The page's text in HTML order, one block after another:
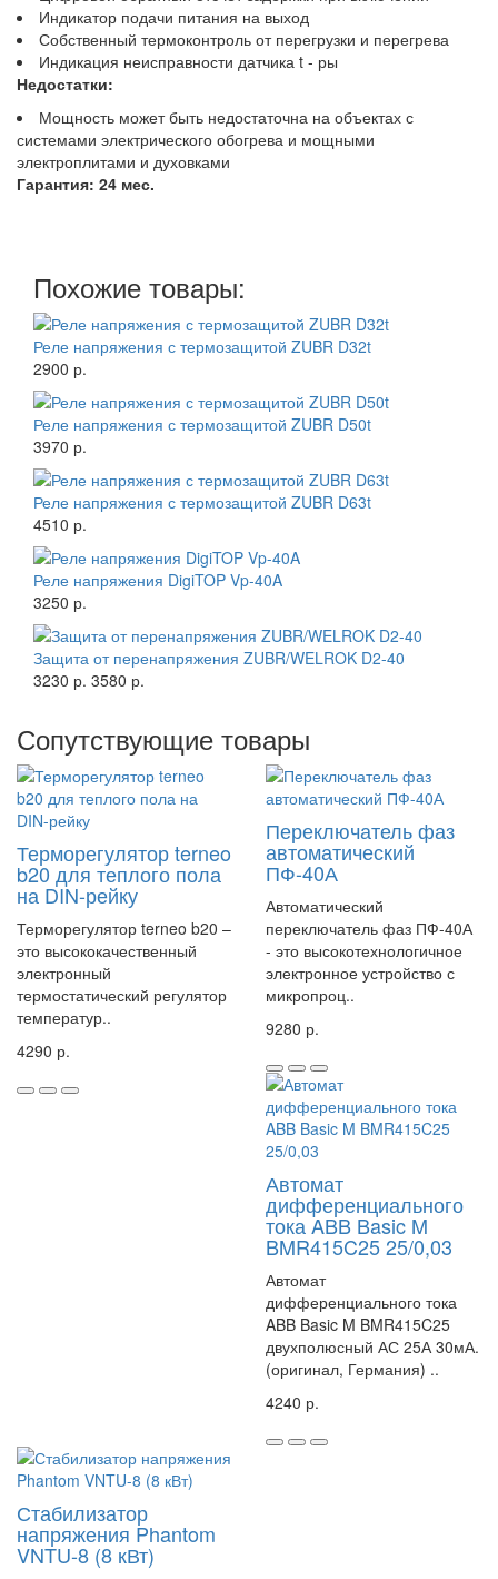
Индикатор подачи питания на выход
Собственный термоконтроль от перегрузки и перегрева
Индикация неисправности датчика t - ры
Недостатки:
Мощность может быть недостаточна на объектах с
системами электрического обогрева и мощными
электроплитами и духовками
Гарантия: 24 мес.
Похожие товары:
Реле напряжения с термозащитой ZUBR D32t
2900 р.
Реле напряжения с термозащитой ZUBR D50t
3970 р.
Реле напряжения с термозащитой ZUBR D63t
4510 р.
Реле напряжения DigiTOP Vp-40A
3250 р.
Защита от перенапряжения ZUBR/WELROK D2-40
3230 р. 3580 р.
Сопутствующие товары
Терморегулятор terneo
b20 для теплого пола
на DIN-рейку
Терморегулятор terneo b20 –
это высококачественный
электронный
термостатический регулятор
температур..
4290 р.
Переключатель фаз
автоматический
ПФ-40А
Автоматический
переключатель фаз ПФ-40А
- это высокотехнологичное
электронное устройство с
микропроц..
9280 р.
Автомат
дифференциального
тока ABB Basic M
BMR415C25 25/0,03
Автомат
дифференциального тока
ABB Basic M BMR415C25
двухполюсный АС 25А 30мА.
(оригинал, Германия) ..
4240 р.
Стабилизатор
напряжения Phantom
VNTU-8 (8 кВт)